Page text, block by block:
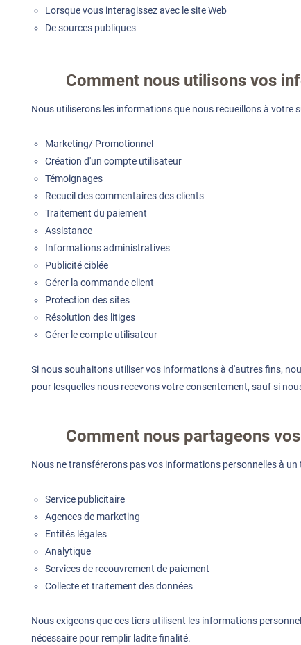
Lorsque vous interagissez avec le site Web
De sources publiques
Comment nous utilisons vos
Nous utiliserons les informations que nous recueillons à votre
Marketing/ Promotionnel
Création d'un compte utilisateur
Témoignages
Recueil des commentaires des clients
Traitement du paiement
Assistance
Informations administratives
Publicité ciblée
Gérer la commande client
Protection des sites
Résolution des litiges
Gérer le compte utilisateur
Si nous souhaitons utiliser vos informations à d'autres fins,
pour lesquelles nous recevons votre consentement, sauf si
Comment nous partageons
Nous ne transférerons pas vos informations personnelles à
Service publicitaire
Agences de marketing
Entités légales
Analytique
Services de recouvrement de paiement
Collecte et traitement des données
Nous exigeons que ces tiers utilisent les informations
nécessaire pour remplir ladite finalité.